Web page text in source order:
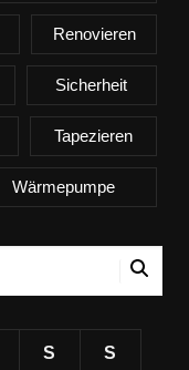
Renovieren
Sicherheit
Tapezieren
Wärmepumpe
S S